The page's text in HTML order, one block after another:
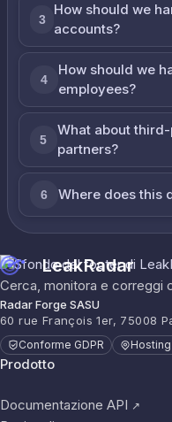
3
How should we
accounts?
4
How should we
employees?
5
What about
partners?
6 Where does this
LeakRadar
Cerca, monitora e correggi
Radar Forge SASU
60 rue François 1er, 75008
Conforme GDPR
Prodotto
Documentazione API ↗